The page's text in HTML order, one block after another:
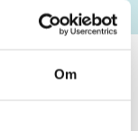
Om